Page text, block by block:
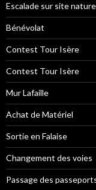
Escalade sur site
Bénévolat
Contest Tour Isère
Contest Tour Isère
Mur Lafaille
Achat de Matériel
Sortie en Falaise
Changement des voies
Passage des